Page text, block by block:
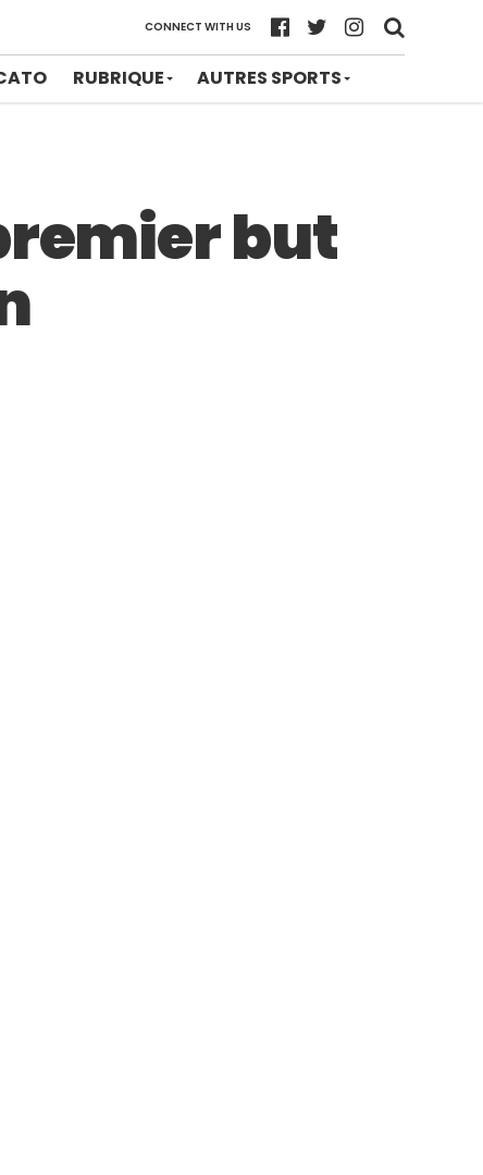
CONNECT WITH US
RUBRIQUE AUTRES SPORTS
but